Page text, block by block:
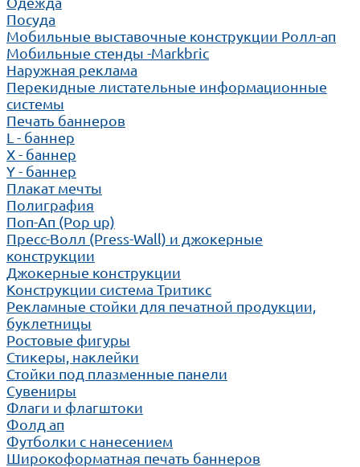
Посуда
Мобильные выставочные конструкции Ролл-ап
Мобильные стенды -Markbric
Наружная реклама
Перекидные листательные информационные
системы
Печать баннеров
L - баннер
X - баннер
Y - баннер
Плакат мечты
Полиграфия
Поп-Ап (Pop up)
Пресс-Волл (Press-Wall) и джокерные
конструкции
Джокерные конструкции
Конструкции система Тритикс
Рекламные стойки для печатной продукции,
буклетницы
Ростовые фигуры
Стикеры, наклейки
Стойки под плазменные панели
Сувениры
Флаги и флагштоки
Фолд ап
Футболки с нанесением
Широкоформатная печать баннеров